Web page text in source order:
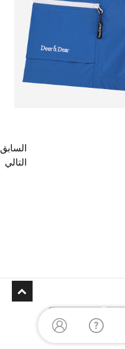
السابق
التالي
١٢٠ (٧-٨سنوات)